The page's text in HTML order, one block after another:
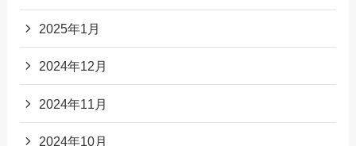
2025年1月
2024年12月
2024年11月
2024年10月